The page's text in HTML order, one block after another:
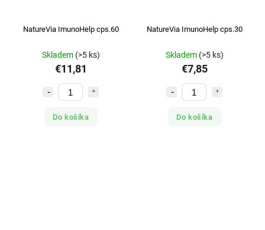
NatureVia ImunoHelp cps.60
Skladem (>5 ks)
€11,81
Do košíka
NatureVia ImunoHelp cps.30
Skladem (>5 ks)
€7,85
Do košíka